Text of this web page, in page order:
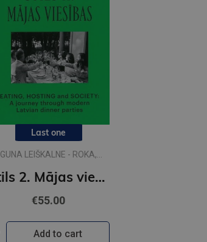
Last one
GUNA LEIŠKALNE - ROKA,
ŠEVEĻOVS
Stils 2. Mājas viesības
€55.00
Add to cart